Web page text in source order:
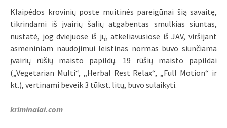
Klaipėdos krovinių poste muitinės pareigūnai šią savaitę,
tikrindami iš įvairių šalių atgabentas smulkias siuntas,
nustatė, jog dviejuose iš jų, atkeliavusiose iš JAV, viršijant
asmeniniam naudojimui leistinas normas buvo siunčiama
įvairių rūšių maisto papildų. 19 rūšių maisto papildai
(„Vegetarian Multi“, „Herbal Rest Relax“, „Full Motion“ ir
kt.), vertinami beveik 3 tūkst. litų, buvo sulaikyti.
kriminalai.com